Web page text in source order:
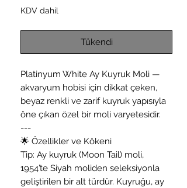
KDV dahil
Tükendi
Platinyum White Ay Kuyruk Moli —
akvaryum hobisi için dikkat çeken,
beyaz renkli ve zarif kuyruk yapısıyla
öne çıkan özel bir moli varyetesidir.
---
🌟 Özellikler ve Kökeni
Tip: Ay kuyruk (Moon Tail) moli,
1954’te Siyah moliden seleksiyonla
geliştirilen bir alt türdür. Kuyruğu, ay